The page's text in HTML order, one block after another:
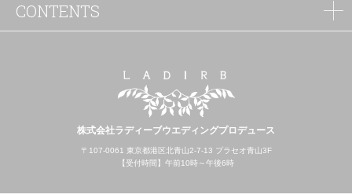
株式会社ラディーブウエディングプロデュース
〒107-0061 東京都港区北青山2-7-13 プラセオ青山3F
【受付時間】午前10時～午後6時
CONTENTS